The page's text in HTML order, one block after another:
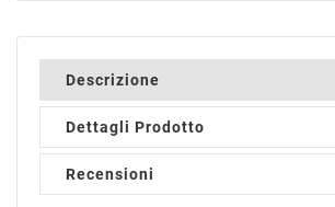
Descrizione
Dettagli Prodotto
Recensioni